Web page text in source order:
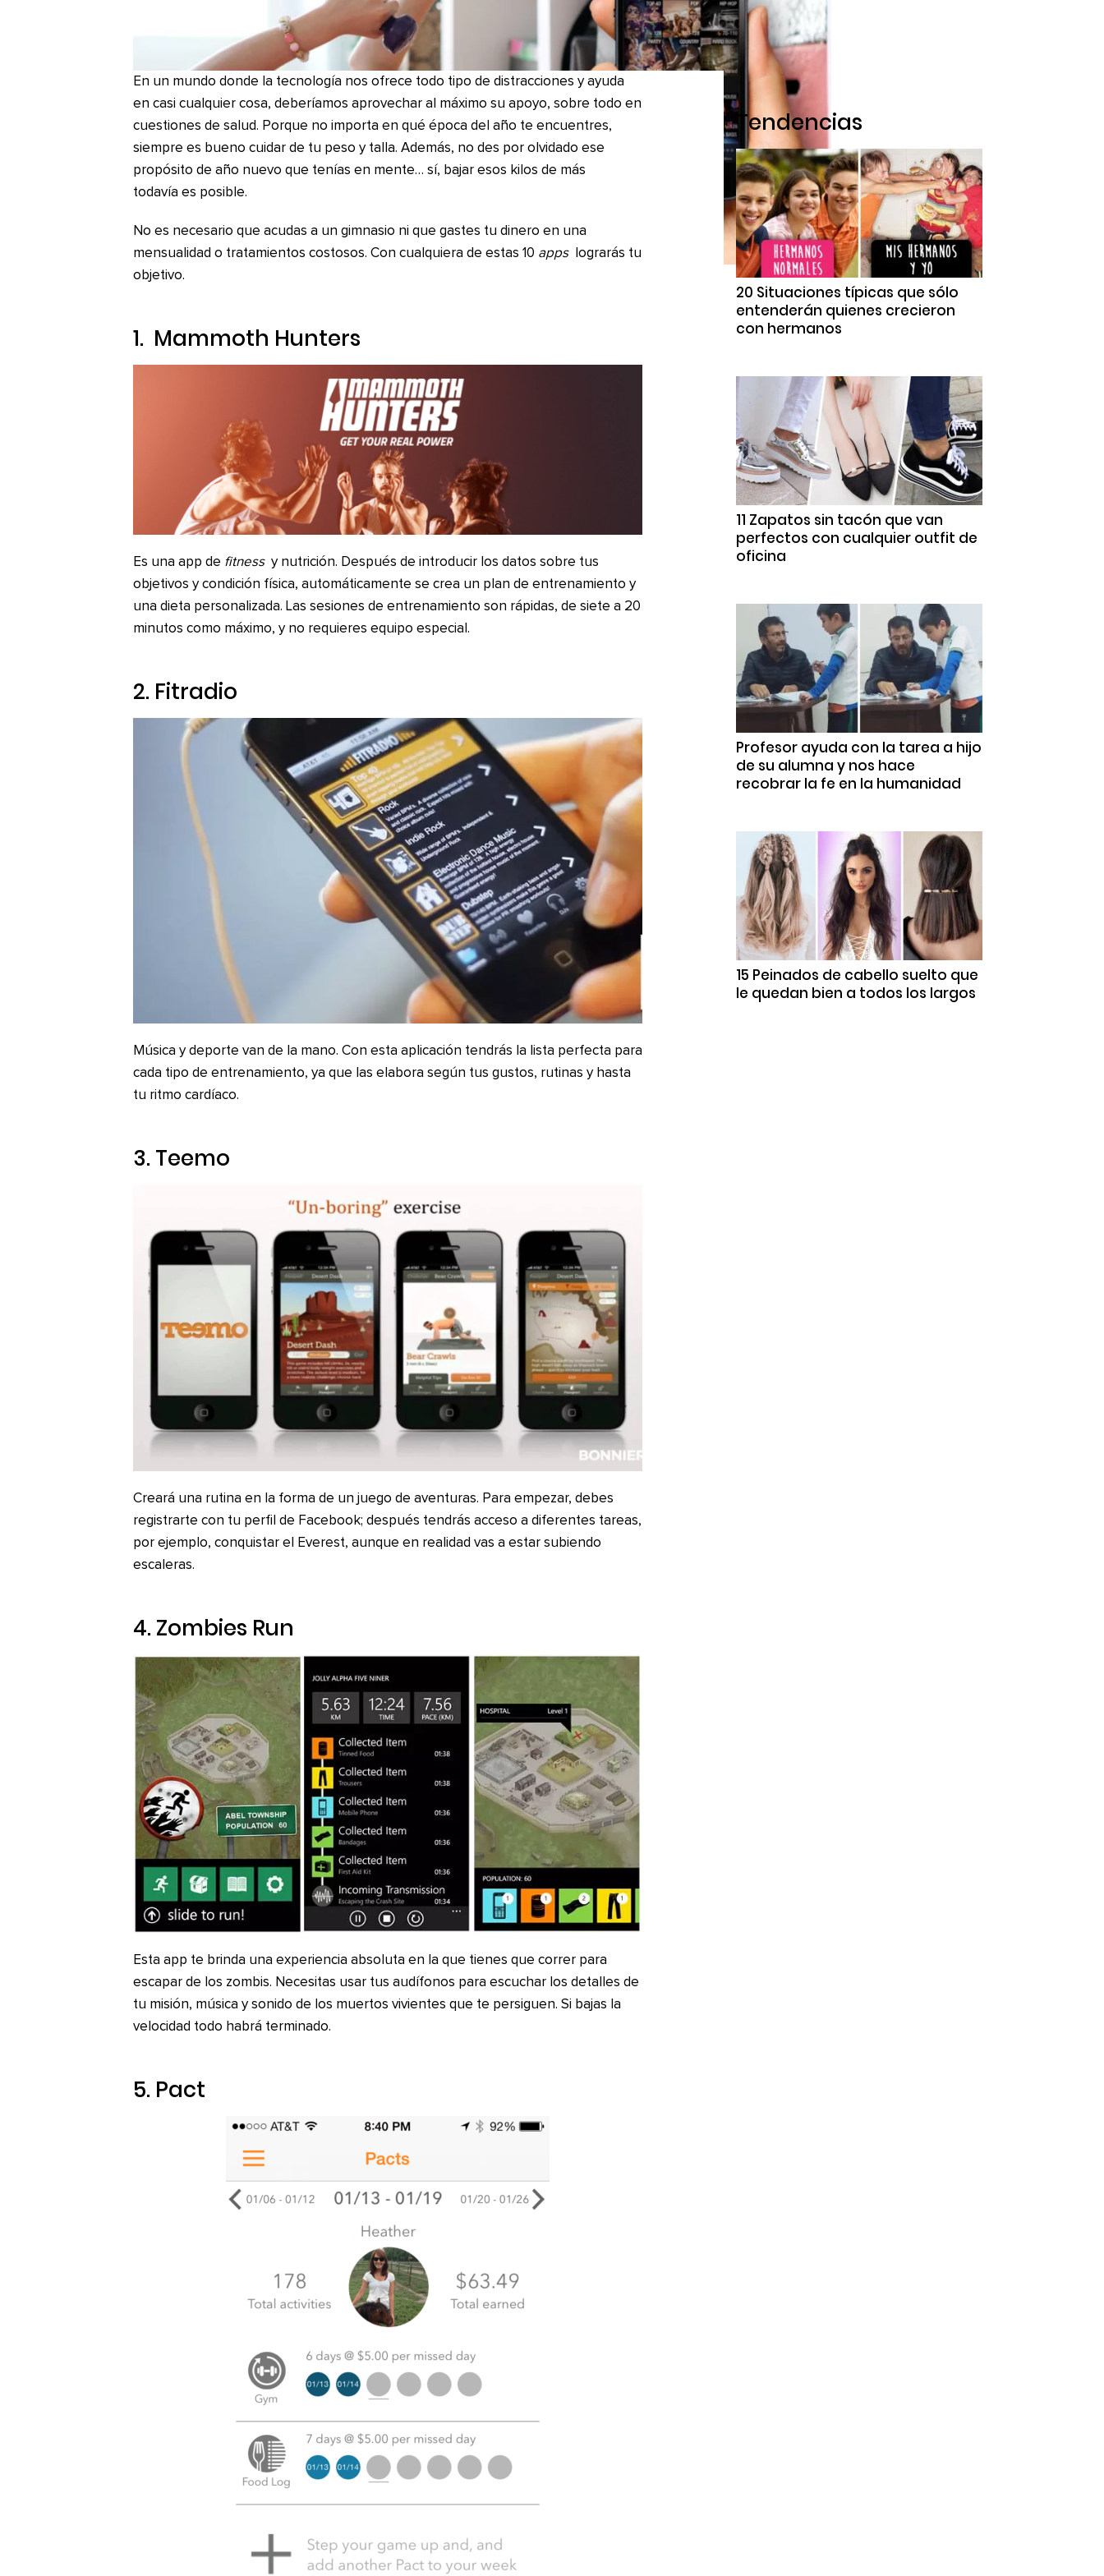
En un mundo donde la tecnología nos ofrece todo tipo de distracciones y ayuda
en casi cualquier cosa, deberíamos aprovechar al máximo su apoyo, sobre todo en
cuestiones de salud. Porque no importa en qué época del año te encuentres,
siempre es bueno cuidar de tu peso y talla. Además, no des por olvidado ese
propósito de año nuevo que tenías en mente… sí, bajar esos kilos de más
todavía es posible.
No es necesario que acudas a un gimnasio ni que gastes tu dinero en una
mensualidad o tratamientos costosos. Con cualquiera de estas 10 apps
lograrás tu
objetivo.
1. Mammoth Hunters
Es una app de fitness y nutrición. Después de introducir los datos sobre tus
objetivos y condición física, automáticamente se crea un plan de entrenamiento y
una dieta personalizada. Las sesiones de entrenamiento son rápidas, de siete a 20
minutos como máximo, y no requieres equipo especial.
2. Fitradio
Música y deporte van de la mano. Con esta aplicación tendrás la lista perfecta para
cada tipo de entrenamiento, ya que las elabora según tus gustos, rutinas y hasta
tu ritmo cardíaco.
3. Teemo
Creará una rutina en la forma de un juego de aventuras. Para empezar, debes
registrarte con tu perfil de Facebook; después tendrás acceso a diferentes tareas,
por ejemplo, conquistar el Everest, aunque en realidad vas a estar subiendo
escaleras.
4. Zombies Run
Esta app te brinda una experiencia absoluta en la que tienes que correr para
escapar de los zombis. Necesitas usar tus audífonos para escuchar los detalles de
tu misión, música y sonido de los muertos vivientes que te persiguen. Si bajas la
velocidad todo habrá terminado.
5. Pact
Tendencias
20 Situaciones típicas que sólo
entenderán quienes crecieron
con hermanos
11 Zapatos sin tacón que van
perfectos con cualquier outfit de
oficina
Profesor ayuda con la tarea a hijo
de su alumna y nos hace
recobrar la fe en la humanidad
15 Peinados de cabello suelto que
le quedan bien a todos los largos